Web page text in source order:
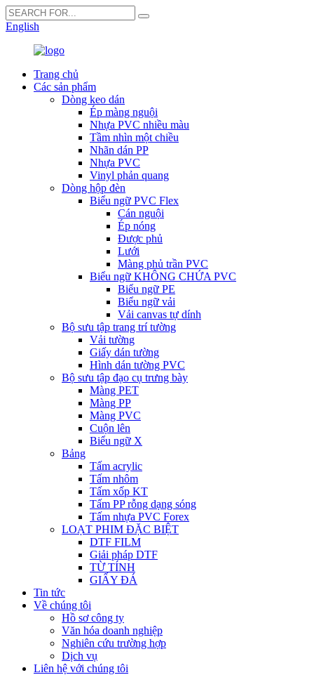
English
Trang chủ
Các sản phẩm
Dòng keo dán
Ép màng nguội
Nhựa PVC nhiều màu
Tầm nhìn một chiều
Nhãn dán PP
Nhựa PVC
Vinyl phản quang
Dòng hộp đèn
Biểu ngữ PVC Flex
Cán nguội
Ép nóng
Được phủ
Lưới
Màng phủ trần PVC
Biểu ngữ KHÔNG CHỨA PVC
Biểu ngữ PE
Biểu ngữ vải
Vải canvas tự dính
Bộ sưu tập trang trí tường
Vải tường
Giấy dán tường
Hình dán tường PVC
Bộ sưu tập đạo cụ trưng bày
Màng PET
Màng PP
Màng PVC
Cuộn lên
Biểu ngữ X
Bảng
Tấm acrylic
Tấm nhôm
Tấm xốp KT
Tấm PP rỗng dạng sóng
Tấm nhựa PVC Forex
LOẠT PHIM ĐẶC BIỆT
DTF FILM
Giải pháp DTF
TỪ TÍNH
GIẤY ĐÁ
Tin tức
Về chúng tôi
Hồ sơ công ty
Văn hóa doanh nghiệp
Nghiên cứu trường hợp
Dịch vụ
Liên hệ với chúng tôi